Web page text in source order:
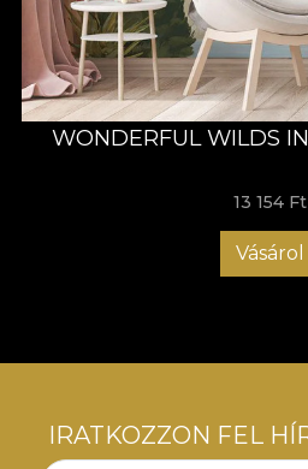
WONDERFUL WILDS
13 154 Ft
Vásárol
IRATKOZZON FEL